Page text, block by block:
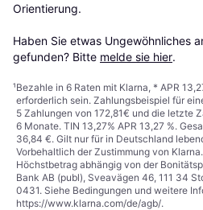
Orientierung.
Haben Sie etwas Ungewöhnliches
gefunden? Bitte melde sie hier.
¹Bezahle in 6 Raten mit Klarna, * APR
erforderlich sein. Zahlungsbeispiel für
5 Zahlungen von 172,81€ und die letzte
6 Monate. TIN 13,27% APR 13,27 %.
36,84 €. Gilt nur für in Deutschland
Vorbehaltlich der Zustimmung von
Höchstbetrag abhängig von der
Bank AB (publ), Sveavägen 46, 111 34
0431. Siehe Bedingungen und weitere
https://www.klarna.com/de/agb/.